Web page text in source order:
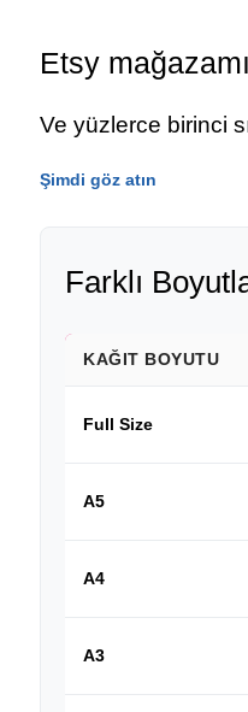
Etsy
Ve yüzlerce birinci
Şimdi göz atın
Farklı
KAĞIT BOYUTU
Full Size
A5
A4
A3